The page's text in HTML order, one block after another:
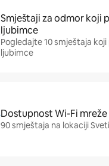
Smještaji za odmor koji
ljubimce
Pogledajte 10 smještaja
ljubimce
Dostupnost Wi-Fi mreže
90 smještaja na lokaciji